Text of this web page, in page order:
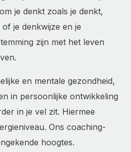
je denkt zoals je denkt,
je denkwijze en je
zijn met het leven
en mentale gezondheid,
in persoonlijke ontwikkeling
in je vel zit. Hiermee
Ons coaching-
hoogtes.